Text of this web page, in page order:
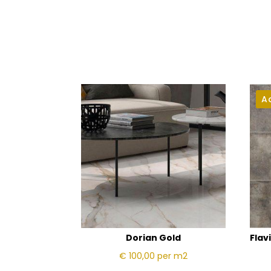
Dorian Gold
€ 100,00 per m2